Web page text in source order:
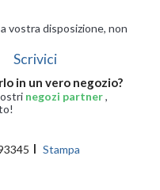
vostra disposizione, non
Scrivici
in un vero negozio?
negozi partner,
Stampa